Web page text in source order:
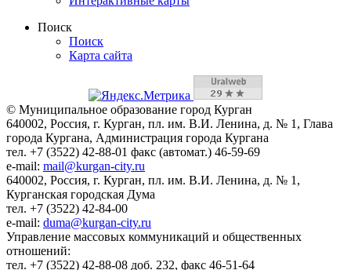
Поиск
Поиск
Карта сайта
© Муниципальное образование город Курган
640002, Россия, г. Курган, пл. им. В.И. Ленина, д. № 1, Глава
города Кургана, Администрация города Кургана
тел. +7 (3522) 42-88-01 факс (автомат.) 46-59-69
e-mail: mail@kurgan-city.ru
640002, Россия, г. Курган, пл. им. В.И. Ленина, д. № 1,
Курганская городская Дума
тел. +7 (3522) 42-84-00
e-mail: duma@kurgan-city.ru
Управление массовых коммуникаций и общественных
отношений:
тел. +7 (3522) 42-88-08 доб. 232, факс 46-51-64